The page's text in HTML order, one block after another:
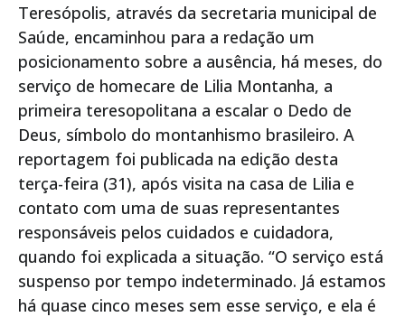
Teresópolis, através da secretaria municipal de
Saúde, encaminhou para a redação um
posicionamento sobre a ausência, há meses, do
serviço de homecare de Lilia Montanha, a
primeira teresopolitana a escalar o Dedo de
Deus, símbolo do montanhismo brasileiro. A
reportagem foi publicada na edição desta
terça-feira (31), após visita na casa de Lilia e
contato com uma de suas representantes
responsáveis pelos cuidados e cuidadora,
quando foi explicada a situação. “O serviço está
suspenso por tempo indeterminado. Já estamos
há quase cinco meses sem esse serviço, e ela é